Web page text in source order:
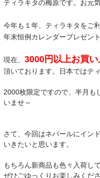
ティラキタの梅原です。お元
今年も１年、ティラキタをご
年末恒例カレンダープレゼン
現在、 3000円以上お買
頂いております。日本ではテ
2000枚限定ですので、半月も
いませ～
さて、今回はネパールにイン
いきたいと思います。
もちろん新商品も色々入荷し
ぜひごゆっくりお楽しみくださ